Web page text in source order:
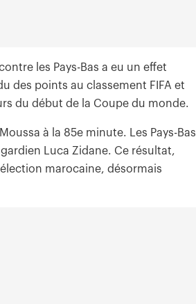
les Pays-Bas a eu un effet
des points au classement FIFA et
du début de la Coupe du monde.
à la 85e minute. Les Pays-Bas
Luca Zidane. Ce résultat,
marocaine, désormais